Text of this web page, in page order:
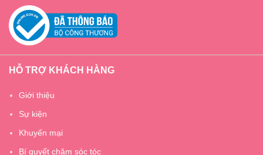
HỖ TRỢ KHÁCH HÀNG
Giới thiệu
Sự kiện
Khuyến mại
Bí quyết chăm sóc tóc